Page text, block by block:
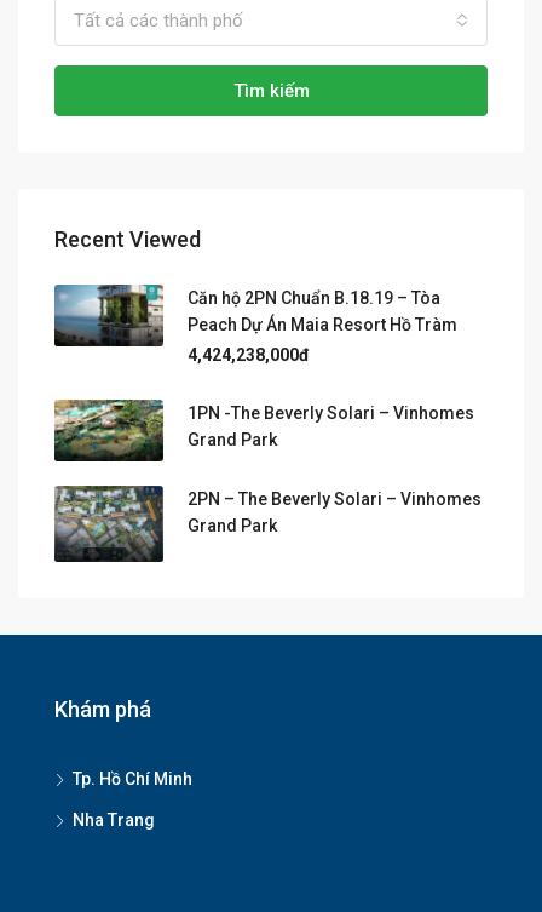
Tất cả các thành phố
Tìm kiếm
Recent Viewed
Căn hộ 2PN Chuẩn B.18.19 – Tòa
Peach Dự Án Maia Resort Hồ Tràm
4,424,238,000đ
1PN -The Beverly Solari – Vinhomes
Grand Park
2PN – The Beverly Solari – Vinhomes
Grand Park
Khám phá
Tp. Hồ Chí Minh
Nha Trang